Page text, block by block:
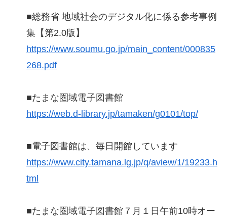
■総務省 地域社会のデジタル化に係る参考事例
集【第2.0版】
https://www.soumu.go.jp/main_content/000835
268.pdf
■たまな圏域電子図書館
https://web.d-library.jp/tamaken/g0101/top/
■電子図書館は、毎日開館しています
https://www.city.tamana.lg.jp/q/aview/1/19233.h
tml
■たまな圏域電子図書館７月１日午前10時オー